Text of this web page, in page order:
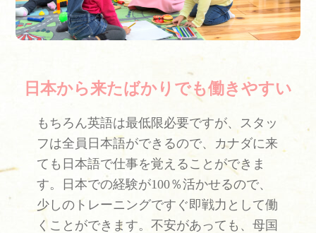
日本から来たばかりでも働きやすい
もちろん英語は最低限必要ですが、スタッ
フは全員日本語ができるので、カナダに来
ても日本語で仕事を覚えることができま
す。日本での経験が100％活かせるので、
少しのトレーニングですぐ即戦力として働
くことができます。不安があっても、母国